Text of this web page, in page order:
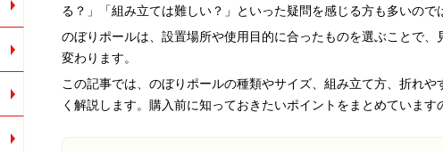
る？」「組み立ては難しい？」といった疑問を感じる方も多いので
のぼりポールは、設置場所や使用目的に合ったものを選ぶことで、
変わります。
この記事では、のぼりポールの種類やサイズ、組み立て方、折れ
く解説します。購入前に知っておきたいポイントをまとめています